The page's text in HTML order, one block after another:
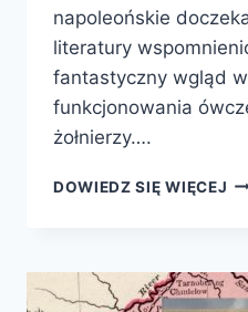
napoleońskie
literatury
fantastyczny wgląd
funkcjonowania
żołnierzy….
DOWIEDZ SIĘ WIĘCEJ